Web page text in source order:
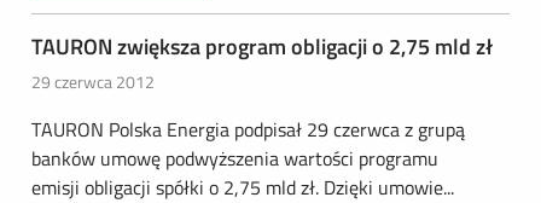
TAURON zwiększa program obligacji o 2,75 mld zł
29 czerwca 2012
TAURON Polska Energia podpisał 29 czerwca z grupą
banków umowę podwyższenia wartości programu
emisji obligacji spółki o 2,75 mld zł. Dzięki umowie...